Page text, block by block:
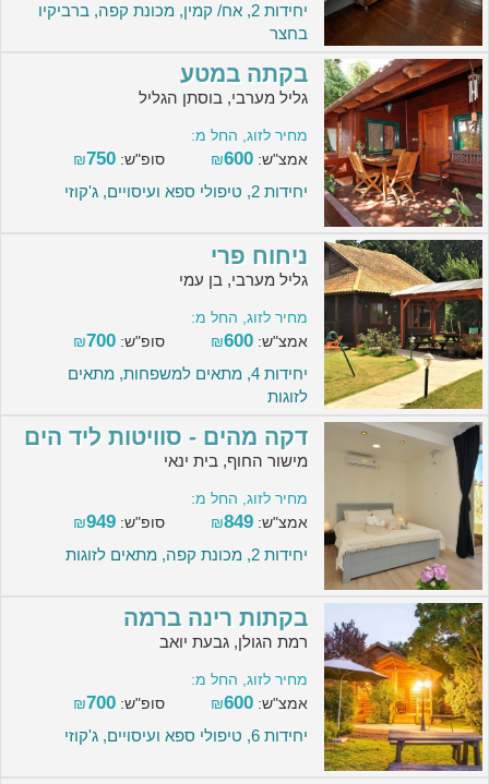
יחידות 2, אח/ קמין, מכונת קפה, ברביקיו
בחצר
בקתה במטע
גליל מערבי, בוסתן הגליל
מחיר לזוג, החל מ:
אמצ"ש:
₪600 סופ"ש: ₪750
יחידות 2, טיפולי ספא ועיסויים, ג'קוזי
ניחוח פרי
גליל מערבי, בן עמי
מחיר לזוג, החל מ:
אמצ"ש:
₪600 סופ"ש: ₪700
יחידות 4, מתאים למשפחות, מתאים
לזוגות
דקה מהים - סוויטות ליד הים
מישור החוף, בית ינאי
מחיר לזוג, החל מ:
אמצ"ש:
₪849 סופ"ש: ₪949
יחידות 2, מכונת קפה, מתאים לזוגות
בקתות רינה ברמה
רמת הגולן, גבעת יואב
מחיר לזוג, החל מ:
אמצ"ש:
₪600 סופ"ש: ₪700
יחידות 6, טיפולי ספא ועיסויים, ג'קוזי